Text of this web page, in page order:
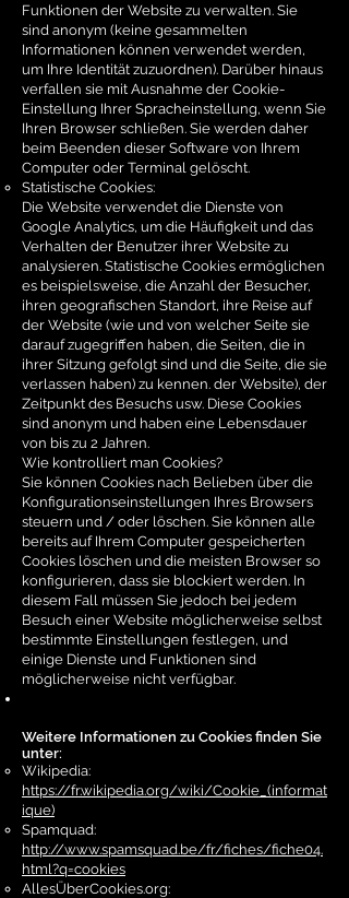
Funktionen der Website zu verwalten. Sie
sind anonym (keine gesammelten
Informationen können verwendet werden,
um Ihre Identität zuzuordnen). Darüber hinaus
verfallen sie mit Ausnahme der Cookie-
Einstellung Ihrer Spracheinstellung, wenn Sie
Ihren Browser schließen. Sie werden daher
beim Beenden dieser Software von Ihrem
Computer oder Terminal gelöscht.
Statistische Cookies:
Die Website verwendet die Dienste von
Google Analytics, um die Häufigkeit und das
Verhalten der Benutzer ihrer Website zu
analysieren. Statistische Cookies ermöglichen
es beispielsweise, die Anzahl der Besucher,
ihren geografischen Standort, ihre Reise auf
der Website (wie und von welcher Seite sie
darauf zugegriffen haben, die Seiten, die in
ihrer Sitzung gefolgt sind und die Seite, die sie
verlassen haben) zu kennen. der Website), der
Zeitpunkt des Besuchs usw. Diese Cookies
sind anonym und haben eine Lebensdauer
von bis zu 2 Jahren.
Wie kontrolliert man Cookies?
Sie können Cookies nach Belieben über die
Konfigurationseinstellungen Ihres Browsers
steuern und / oder löschen. Sie können alle
bereits auf Ihrem Computer gespeicherten
Cookies löschen und die meisten Browser so
konfigurieren, dass sie blockiert werden. In
diesem Fall müssen Sie jedoch bei jedem
Besuch einer Website möglicherweise selbst
bestimmte Einstellungen festlegen, und
einige Dienste und Funktionen sind
möglicherweise nicht verfügbar.
Weitere Informationen zu Cookies finden Sie
unter:
Wikipedia:
https://fr.wikipedia.org/wiki/Cookie_(informat
ique)
Spamquad:
http://www.spamsquad.be/fr/fiches/fiche04.
html?q=cookies
AllesÜberCookies.org: